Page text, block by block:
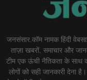
जनसंसार.कॉम नामक हिंदी
ताज़ा खबरों, समाचार और
टीम एक ऊंची नैतिकता के साथ
लोगों को सही जानकारी देना